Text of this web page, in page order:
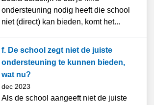
ondersteuning nodig heeft die school
niet (direct) kan bieden, komt het...
f. De school zegt niet de juiste
ondersteuning te kunnen bieden,
wat nu?
dec 2023
Als de school aangeeft niet de juiste